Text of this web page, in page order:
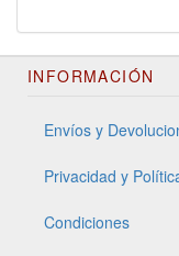
INFORMACIÓN
Envíos y
Privacidad y
Condiciones